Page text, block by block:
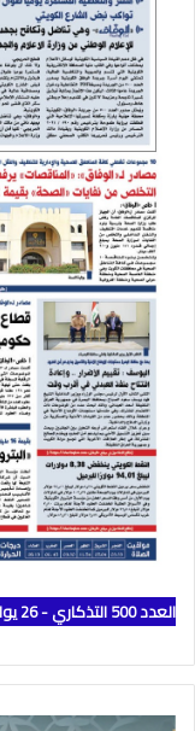
العدد 500 التذكاري - 26 يوليو 2026 - السنة الثالثة